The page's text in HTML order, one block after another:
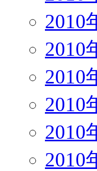
2010
2010
2010
2010
2010
2010